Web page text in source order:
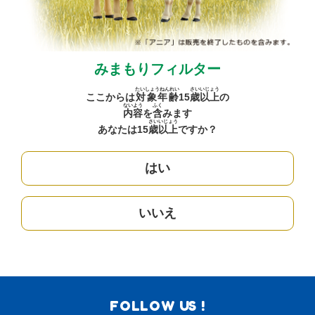
みまもりフィルター
ここからは対象年齢
たいしょうねんれい
15歳
さい
以上
いじょう
の
内容
ないよう
を含
ふく
みます
あなたは15歳
さい
以上
いじょう
ですか？
はい
いいえ
FOLLOW US !